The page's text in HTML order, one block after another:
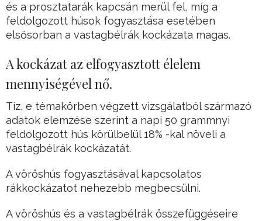
és a prosztatarák kapcsán merül fel, míg a
feldolgozott húsok fogyasztása esetében
elsősorban a vastagbélrák kockázata magas.
A kockázat az elfogyasztott élelem
mennyiségével nő.
Tíz, e témakörben végzett vizsgálatból származó
adatok elemzése szerint a napi 50 grammnyi
feldolgozott hús körülbelül 18% -kal növeli a
vastagbélrák kockázatát.
A vöröshús fogyasztásával kapcsolatos
rákkockázatot nehezebb megbecsülni.
A vöröshús és a vastagbélrák összefüggéseire